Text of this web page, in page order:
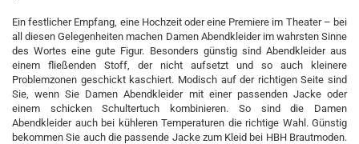
Ein festlicher Empfang, eine Hochzeit oder eine Premiere im Theater – bei
all diesen Gelegenheiten machen Damen Abendkleider im wahrsten Sinne
des Wortes eine gute Figur. Besonders günstig sind Abendkleider aus
einem fließenden Stoff, der nicht aufsetzt und so auch kleinere
Problemzonen geschickt kaschiert. Modisch auf der richtigen Seite sind
Sie, wenn Sie Damen Abendkleider mit einer passenden Jacke oder
einem schicken Schultertuch kombinieren. So sind die Damen
Abendkleider auch bei kühleren Temperaturen die richtige Wahl. Günstig
bekommen Sie auch die passende Jacke zum Kleid bei HBH Brautmoden.